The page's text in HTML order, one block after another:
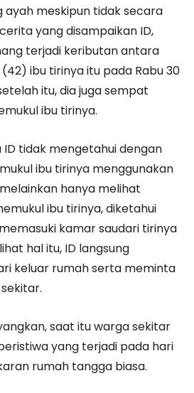
ayah meskipun tidak secara
yang disampaikan ID,
terjadi keributan antara
ibu tirinya itu pada Rabu 30
itu, dia juga sempat
ibu tirinya.
tidak mengetahui dengan
ibu tirinya menggunakan
hanya melihat
ibu tirinya, diketahui
kamar saudari tirinya
hal itu, ID langsung
keluar rumah serta meminta
saat itu warga sekitar
yang terjadi pada hari
rumah tangga biasa.